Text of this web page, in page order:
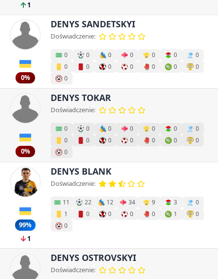
1
0%
DENYS SANDETSKYI
Doświadczenie:
0 0 0 0 0 0
0
0
0 0 0 0 0
0
0
0%
DENYS TOKAR
Doświadczenie:
0 0 0 0 0 0
0
0
0 0 0 0 0
0
0
99%
1
DENYS BLANK
Doświadczenie:
11 22 12 34 9 3
0
1
0 0 0 0 1
0
0
DENYS OSTROVSKYI
Doświadczenie: